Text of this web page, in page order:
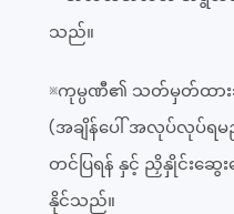
သည်။
※ကုမ္ပဏီ၏ သတ်မှတ်ထား
(အချိန်ပေါ် အလုပ်လုပ်ရမည့်
တင်ပြရန် နှင့် ညှိနှိုင်းဆွေး
နိုင်သည်။